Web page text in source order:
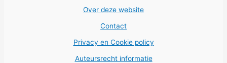
Over deze website
Contact
Privacy en Cookie policy
Auteursrecht informatie